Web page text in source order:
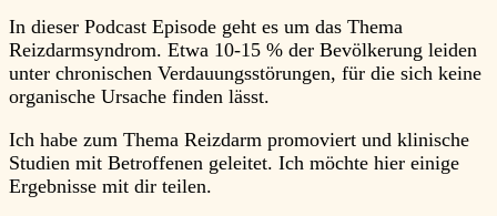
In dieser Podcast Episode geht es um das Thema
Reizdarmsyndrom. Etwa 10-15 % der Bevölkerung leiden
unter chronischen Verdauungsstörungen, für die sich keine
organische Ursache finden lässt.
Ich habe zum Thema Reizdarm promoviert und klinische
Studien mit Betroffenen geleitet. Ich möchte hier einige
Ergebnisse mit dir teilen.